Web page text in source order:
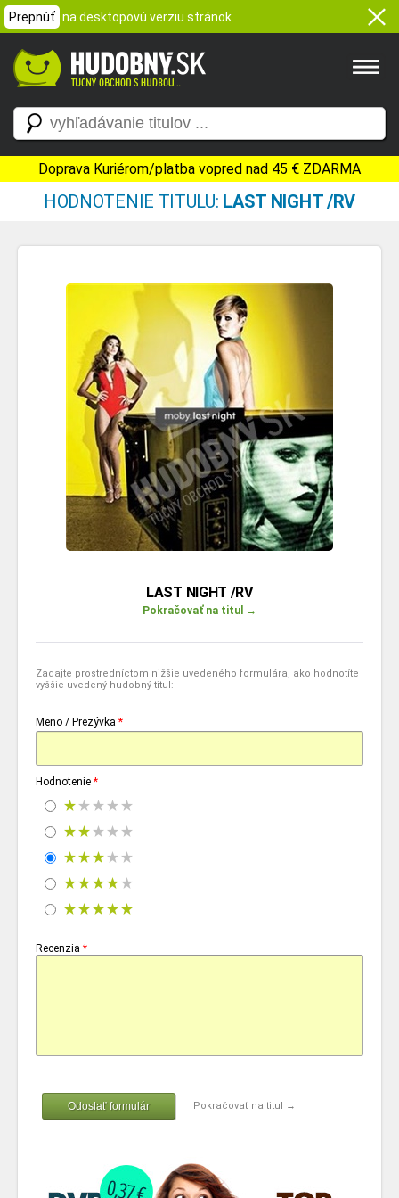
Prepnúť na desktopovú verziu stránok
Doprava Kuriérom/platba vopred nad 45 € ZDARMA
HODNOTENIE TITULU: LAST NIGHT /RV
LAST NIGHT /RV
Pokračovať na titul →
Zadajte prostredníctom nižšie uvedeného formulára, ako hodnotíte
vyššie uvedený hudobný titul:
Meno / Prezývka *
Hodnotenie *
Recenzia *
Odoslať formulár Pokračovať na titul →